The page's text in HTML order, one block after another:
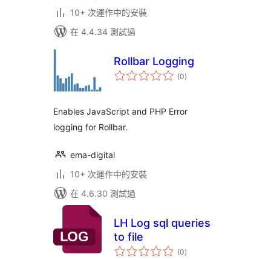
10+ 次運作中的安裝
在 4.4.34 測試過
Rollbar Logging
(0總
評)
Enables JavaScript and PHP Error
logging for Rollbar.
ema-digital
10+ 次運作中的安裝
在 4.6.30 測試過
LH Log sql queries
to file
(0總
評)